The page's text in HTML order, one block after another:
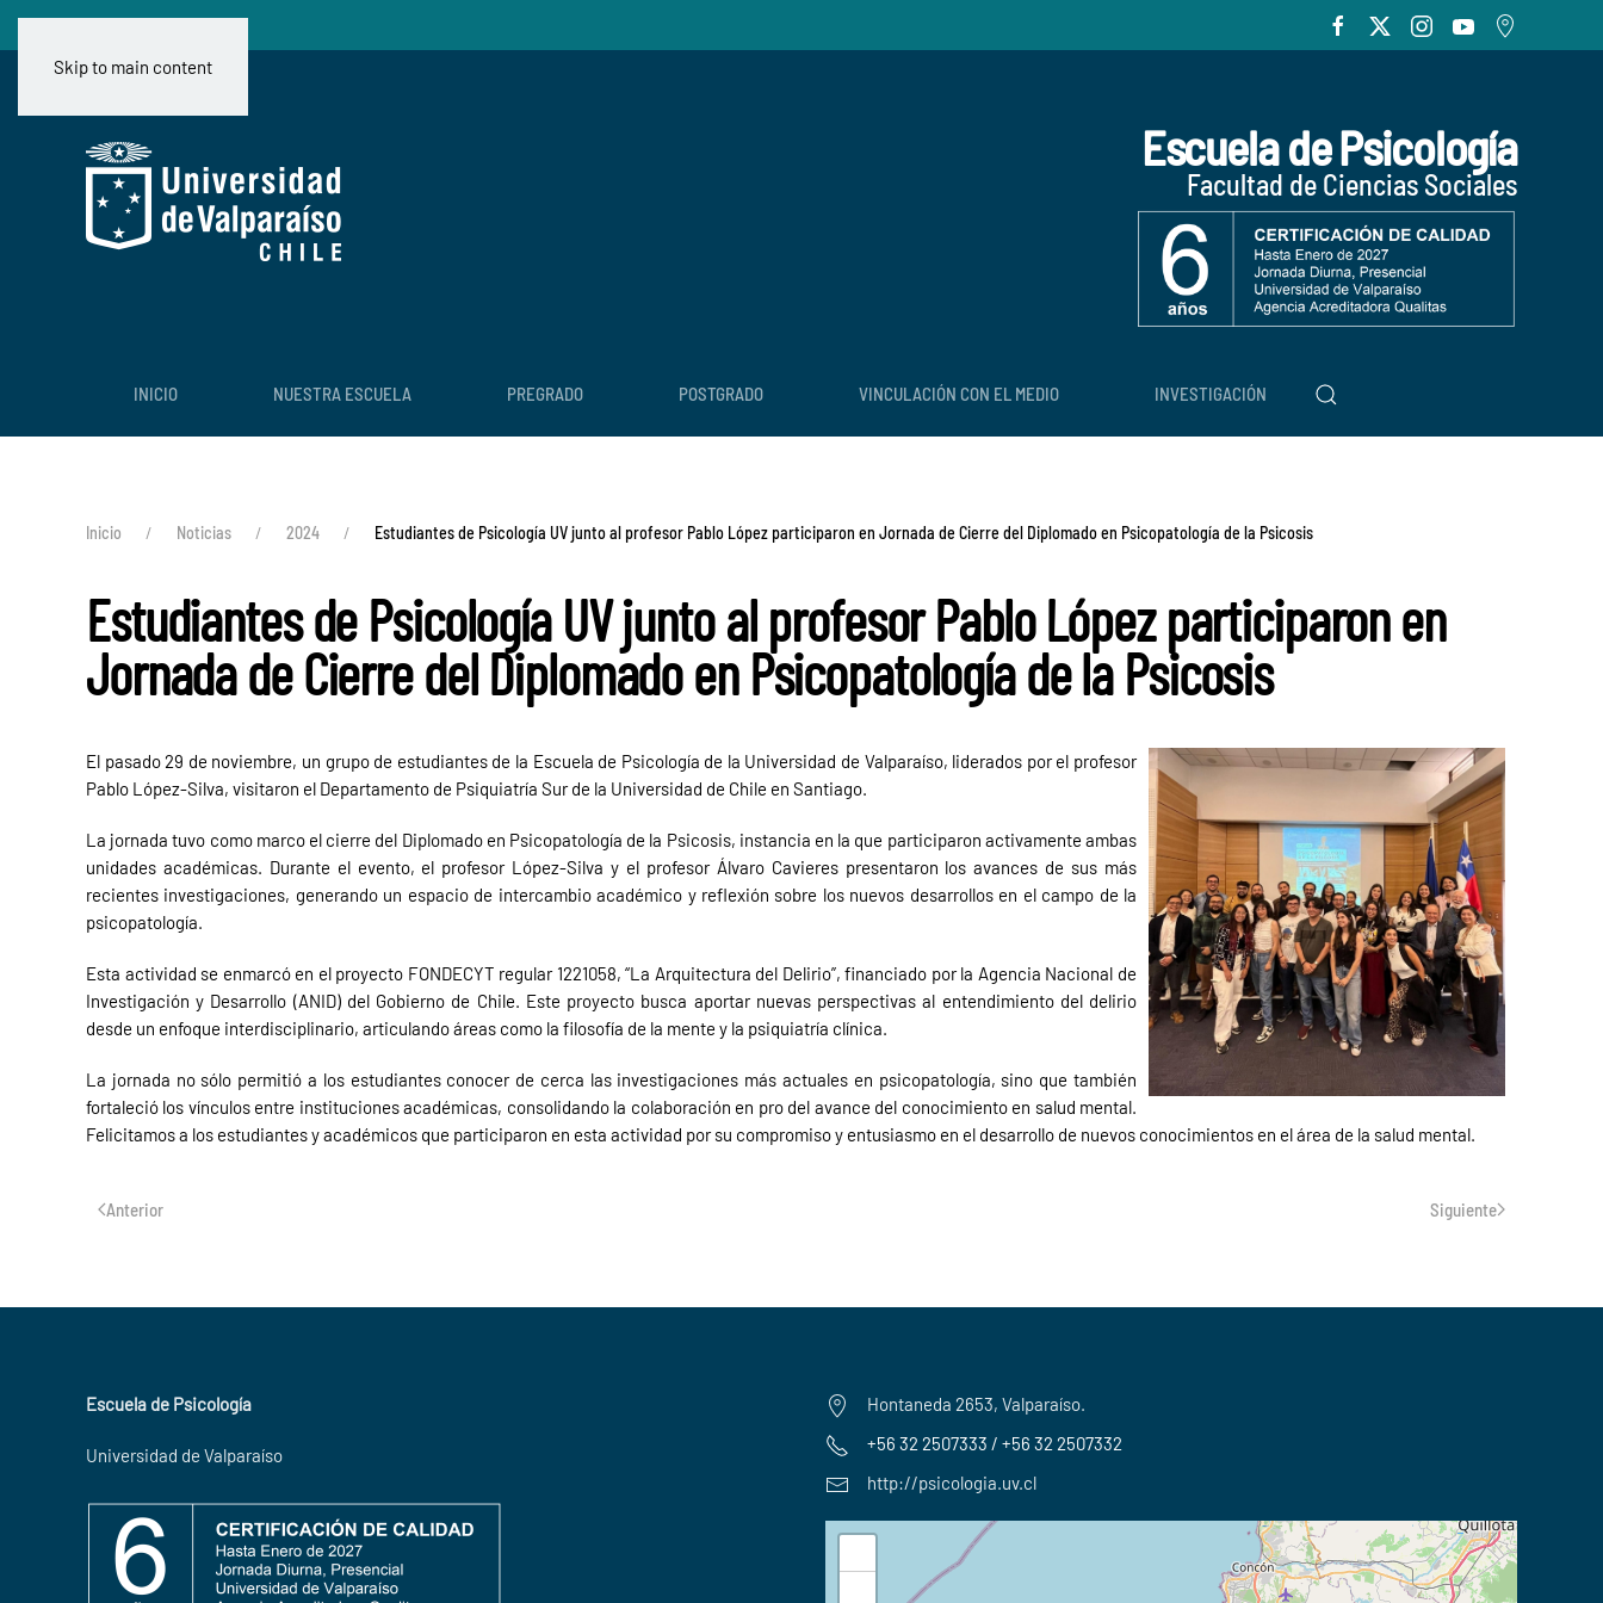
Skip to main content
Escuela de Psicología
Facultad de Ciencias Sociales
INICIO NUESTRA ESCUELA PREGRADO POSTGRADO VINCULACIÓN CON EL MEDIO INVESTIGACIÓN
Inicio Noticias 2024 Estudiantes de Psicología UV junto al profesor Pablo López participaron en Jornada de Cierre del Diplomado en Psicopatología de la Psicosis
Estudiantes de Psicología UV junto al profesor Pablo López participaron en
Jornada de Cierre del Diplomado en Psicopatología de la Psicosis
El pasado 29 de noviembre, un grupo de estudiantes de la Escuela de Psicología de la Universidad de Valparaíso, liderados por el profesor
Pablo López-Silva, visitaron el Departamento de Psiquiatría Sur de la Universidad de Chile en Santiago.
La jornada tuvo como marco el cierre del Diplomado en Psicopatología de la Psicosis, instancia en la que participaron activamente ambas
unidades académicas. Durante el evento, el profesor López-Silva y el profesor Álvaro Cavieres presentaron los avances de sus más
recientes investigaciones, generando un espacio de intercambio académico y reflexión sobre los nuevos desarrollos en el campo de la
psicopatología.
Esta actividad se enmarcó en el proyecto FONDECYT regular 1221058, “La Arquitectura del Delirio”, financiado por la Agencia Nacional de
Investigación y Desarrollo (ANID) del Gobierno de Chile. Este proyecto busca aportar nuevas perspectivas al entendimiento del delirio
desde un enfoque interdisciplinario, articulando áreas como la filosofía de la mente y la psiquiatría clínica.
La jornada no sólo permitió a los estudiantes conocer de cerca las investigaciones más actuales en psicopatología, sino que también
fortaleció los vínculos entre instituciones académicas, consolidando la colaboración en pro del avance del conocimiento en salud mental.
Felicitamos a los estudiantes y académicos que participaron en esta actividad por su compromiso y entusiasmo en el desarrollo de nuevos conocimientos en el área de la salud mental.
Anterior Siguiente
Escuela de Psicología
Universidad de Valparaíso
Hontaneda 2653, Valparaíso.
+56 32 2507333 / +56 32 2507332
http://psicologia.uv.cl